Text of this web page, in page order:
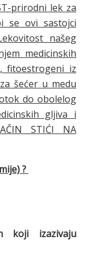
prirodni lek za
se ovi sastojci
našeg
medicinskih
fitoestrogeni iz
šećer u medu
do obolelog
gljiva i
STIĆI NA
?
koji izazivaju